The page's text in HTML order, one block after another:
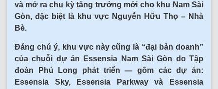
và mở ra chu kỳ tăng trưởng mới cho khu Nam Sài
Gòn, đặc biệt là khu vực Nguyễn Hữu Thọ – Nhà
Bè.
Đáng chú ý, khu vực này cũng là “đại bản doanh”
của chuỗi dự án Essensia Nam Sài Gòn do Tập
đoàn Phú Long phát triển — gồm các dự án:
Essensia Sky, Essensia Parkway và Essensia